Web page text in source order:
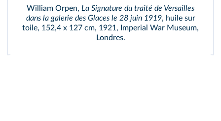
William Orpen, La Signature du traité de Versailles
dans la galerie des Glaces le 28 juin 1919, huile sur
toile, 152,4 x 127 cm, 1921, Imperial War Museum,
Londres.